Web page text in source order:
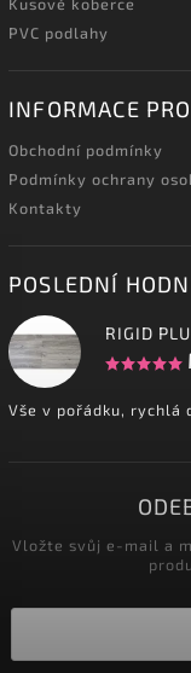
PVC podlahy
INFORMACE
Obchodní podmínky
Podmínky ochrany
Kontakty
POSLEDNÍ
RIGID
Vše v pořádku, rychlá
Vložte svůj e-mail a